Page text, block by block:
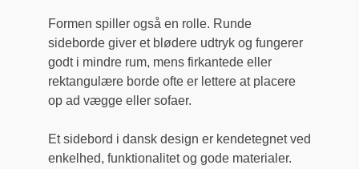
Formen spiller også en rolle. Runde
sideborde giver et blødere udtryk og fungerer
godt i mindre rum, mens firkantede eller
rektangulære borde ofte er lettere at placere
op ad vægge eller sofaer.
Et sidebord i dansk design er kendetegnet ved
enkelhed, funktionalitet og gode materialer.